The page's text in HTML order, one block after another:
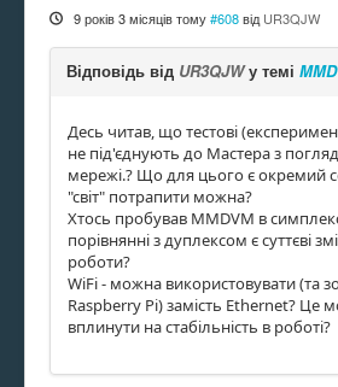
9 років 3 місяців тому #608 від UR3QJW
Відповідь від UR3QJWу темі
Десь читав, що тестові
не під'єднують до Мастера з
мережі.? Що для цього є окремий
"світ" потрапити можна?
Хтось пробував MMDVM в
порівнянні з дуплексом є суттєві
роботи?
WiFi - можна використовувати (та
Raspberry Pi) замість Ethernet? Це
вплинути на стабільність в роботі?